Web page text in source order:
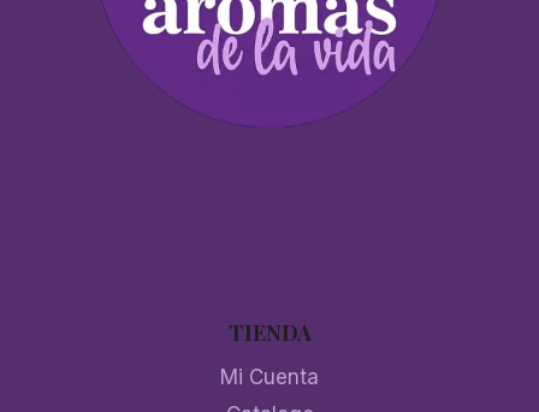
TIENDA
Mi Cuenta